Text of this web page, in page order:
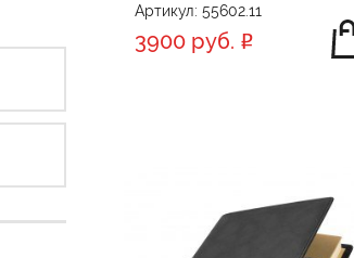
Артикул: 55602.11
3900 руб.